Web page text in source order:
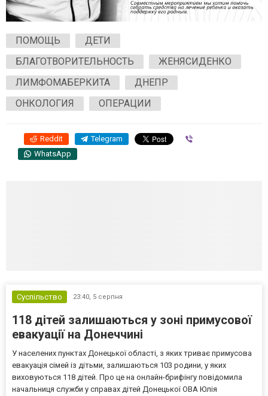
ПОМОЩЬ
ДЕТИ
БЛАГОТВОРИТЕЛЬНОСТЬ
ЖЕНЯСИДЕНКО
ЛИМФОМАБЕРКИТА
ДНЕПР
ОНКОЛОГИЯ
ОПЕРАЦИИ
Reddit Telegram
WhatsApp
Суспільство 23:40, 5 серпня
118 дітей залишаються у зоні примусової
евакуації на Донеччині
У населених пунктах Донецької області, з яких триває примусова
евакуація сімей із дітьми, залишаються 103 родини, у яких
виховуються 118 дітей. Про це на онлайн-брифінгу повідомила
начальниця служби у справах дітей Донецької ОВА Юлія